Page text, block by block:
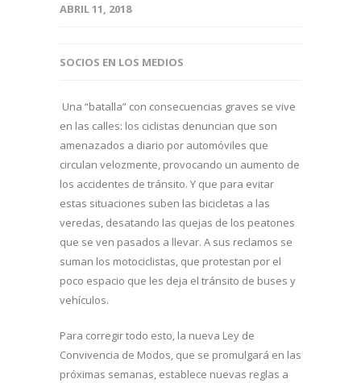
ABRIL 11, 2018
SOCIOS EN LOS MEDIOS
Una “batalla” con consecuencias graves se vive
en las calles: los ciclistas denuncian que son
amenazados a diario por automóviles que
circulan velozmente, provocando un aumento de
los accidentes de tránsito. Y que para evitar
estas situaciones suben las bicicletas a las
veredas, desatando las quejas de los peatones
que se ven pasados a llevar. A sus reclamos se
suman los motociclistas, que protestan por el
poco espacio que les deja el tránsito de buses y
vehículos.
Para corregir todo esto, la nueva Ley de
Convivencia de Modos, que se promulgará en las
próximas semanas, establece nuevas reglas a